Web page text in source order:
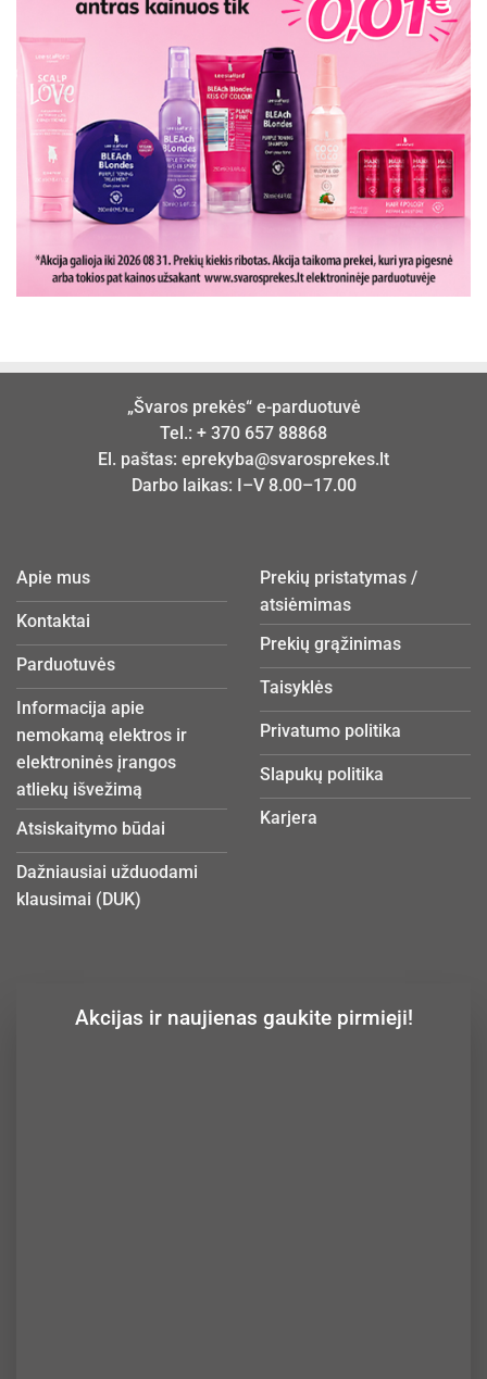
„Švaros prekės“ e-parduotuvė
Tel.: + 370 657 88868
El. paštas: eprekyba@svarosprekes.lt
Darbo laikas: I–V 8.00–17.00
Apie mus
Kontaktai
Parduotuvės
Informacija apie
nemokamą elektros ir
elektroninės įrangos
atliekų išvežimą
Atsiskaitymo būdai
Dažniausiai užduodami
klausimai (DUK)
Prekių pristatymas /
atsiėmimas
Prekių grąžinimas
Taisyklės
Privatumo politika
Slapukų politika
Karjera
Akcijas ir naujienas gaukite pirmieji!